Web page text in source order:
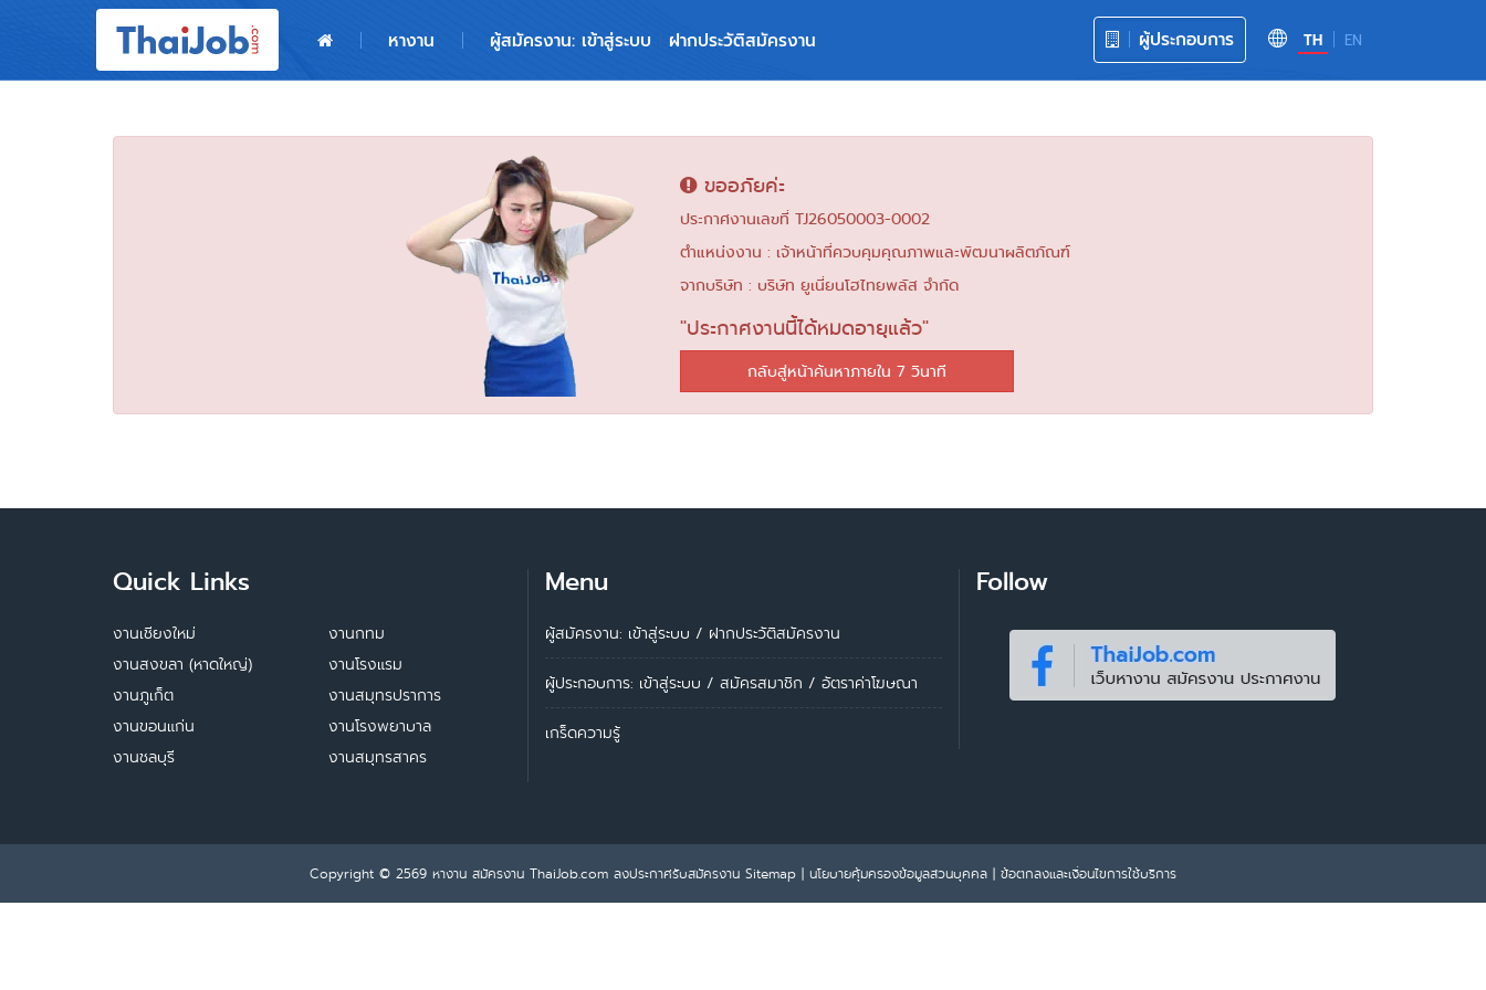
TH EN
ผู้ประกอบการ
หางาน ผู้สมัครงาน: เข้าสู่ระบบ ฝากประวัติสมัครงาน
ผู้สมัครงาน: เข้าสู่ระบบ
ขออภัยค่ะ
ประกาศงานเลขที่ TJ26050003-0002
ตำแหน่งงาน : เจ้าหน้าที่ควบคุมคุณภาพและพัฒนาผลิตภัณฑ์
จากบริษัท : บริษัท ยูเนี่ยนโฮไทยพลัส จำกัด
"ประกาศงานนี้ได้หมดอายุแล้ว"
กลับสู่หน้าค้นหาภายใน 6 วินาที
Quick Links
งานเชียงใหม่
งานสงขลา (หาดใหญ่)
งานภูเก็ต
งานขอนแก่น
งานชลบุรี
งานกทม
งานโรงแรม
งานสมุทรปราการ
งานโรงพยาบาล
งานสมุทรสาคร
Menu
ผู้สมัครงาน: เข้าสู่ระบบ / ฝากประวัติสมัครงาน
ผู้ประกอบการ: เข้าสู่ระบบ / สมัครสมาชิก / อัตราค่าโฆษณา
เกร็ดความรู้
Follow
Copyright © 2569 หางาน สมัครงาน ThaiJob.com ลงประกาศรับสมัครงาน Sitemap | นโยบายคุ้มครองข้อมูลส่วนบุคคล | ข้อตกลงและเงื่อนไขการใช้บริการ